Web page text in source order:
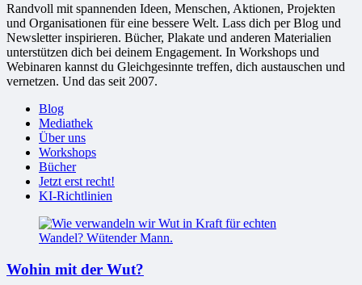
Randvoll mit spannenden Ideen, Menschen, Aktionen, Projekten
und Organisationen für eine bessere Welt. Lass dich per Blog und
Newsletter inspirieren. Bücher, Plakate und anderen Materialien
unterstützen dich bei deinem Engagement. In Workshops und
Webinaren kannst du Gleichgesinnte treffen, dich austauschen und
vernetzen. Und das seit 2007.
Blog
Mediathek
Über uns
Workshops
Bücher
Jetzt erst recht!
KI-Richtlinien
Wohin mit der Wut?